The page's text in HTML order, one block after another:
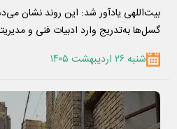
بیت‌اللهی یادآور شد: این روند نشان
گسل‌ها به‌تدریج وارد ادبیات فنی و
شنبه ۲۶ اردیبهشت ۱۴۰۵